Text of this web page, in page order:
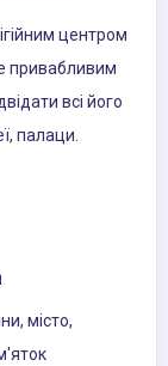
центром
привабливим
всі його
палаци.
місто,